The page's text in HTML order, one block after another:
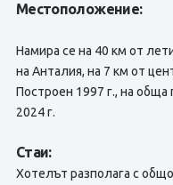
Местоположение:
Намира се на 40 км от
на Анталия, на 7 км от
Построен 1997 г., на
2024 г.
Стаи:
Хотелът разполага с